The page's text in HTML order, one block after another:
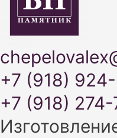
+7 (918)
+7 (918)